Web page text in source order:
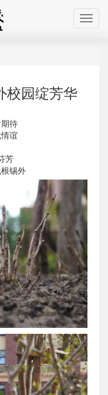
校园绽芳华
待
谊
芳
锡外